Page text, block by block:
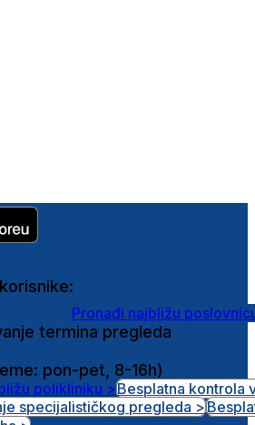
Pronađi najbližu
termina pregleda
pon-pet, 8-16h)
polikliniku >Besplatna kontrola
specijalističkog pregleda >